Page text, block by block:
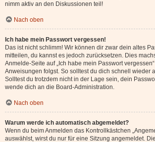
nimm aktiv an den Diskussionen teil!
Nach oben
Ich habe mein Passwort vergessen!
Das ist nicht schlimm! Wir können dir zwar dein altes
mitteilen, du kannst es jedoch zurücksetzen. Dies
Anmelde-Seite auf „Ich habe mein Passwort
Anweisungen folgst. So solltest du dich schnell wieder
Solltest du trotzdem nicht in der Lage sein, dein
wende dich an die Board-Administration.
Nach oben
Warum werde ich automatisch abgemeldet?
Wenn du beim Anmelden das Kontrollkästchen
auswählst, wirst du nur für eine Sitzung angemeldet.